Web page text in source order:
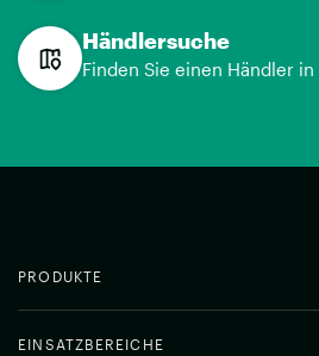
Händlersuche
Finden Sie einen Händler in
PRODUKTE
EINSATZBEREICHE